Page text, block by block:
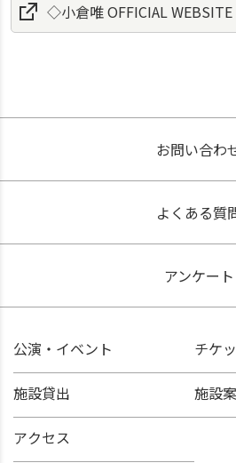
◇小倉唯 OFFICIAL WEBSITE
お問い合わ
よくある質
アンケート
公演・イベント チケ
施設貸出 施設
アクセス